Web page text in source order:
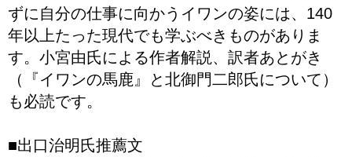
ずに自分の仕事に向かうイワンの姿には、140
年以上たった現代でも学ぶべきものがありま
す。小宮由氏による作者解説、訳者あとがき
（『イワンの馬鹿』と北御門二郎氏について）
も必読です。
■出口治明氏推薦文